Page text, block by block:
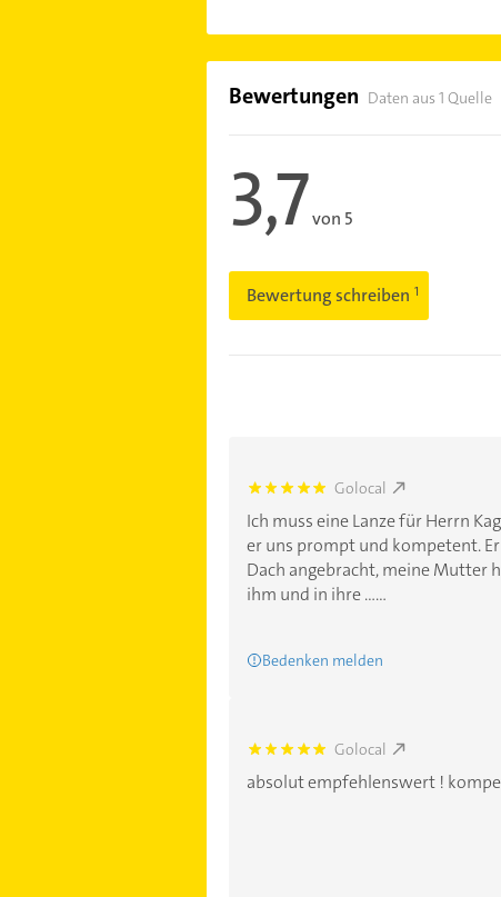
Bewertungen Daten aus 1 Quelle
3,7von 5
Bewertung schreiben
5.0 Golocal
Ich muss eine Lanze für Herrn
er uns prompt und kompetent.
Dach angebracht, meine Mutter
ihm und in ihre ......
Bedenken melden
5.0 Golocal
absolut empfehlenswert !